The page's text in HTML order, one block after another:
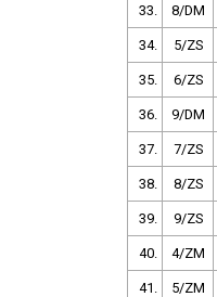
33. 8/DM
34. 5/ZS
35. 6/ZS
36. 9/DM
37. 7/ZS
38. 8/ZS
39. 9/ZS
40. 4/ZM
41. 5/ZM